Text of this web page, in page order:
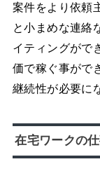
案件をより依頼
と小まめな連絡
イティングがで
価で稼ぐ事がで
継続性が必要に
在宅ワークの